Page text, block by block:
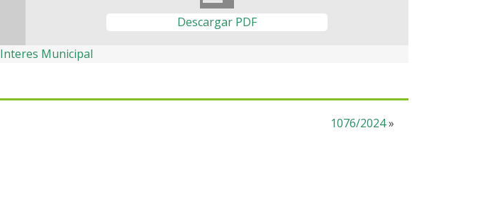
Descargar PDF
Interes Municipal
1076/2024»